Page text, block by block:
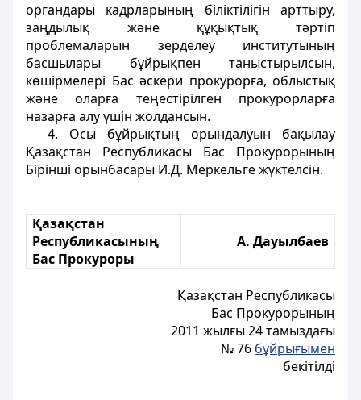
органдары кадрларының біліктілігін арттыру,
заңдылық және құқықтық тәртіп
проблемаларын зерделеу институтының
басшылары бұйрықпен таныстырылсын,
көшірмелері Бас әскери прокурорға, облыстық
және оларға теңестірілген прокурорларға
назарға алу үшін жолдансын.
4. Осы бұйрықтың орындалуын бақылау
Қазақстан Республикасы Бас Прокурорының
Бірінші орынбасары И.Д. Меркельге жүктелсін.
Қазақстан
Республикасының
Бас Прокуроры
А. Дауылбаев
Қазақстан Республикасы
Бас Прокурорының
2011 жылғы 24 тамыздағы
№ 76 бұйрығымен
бекітілді